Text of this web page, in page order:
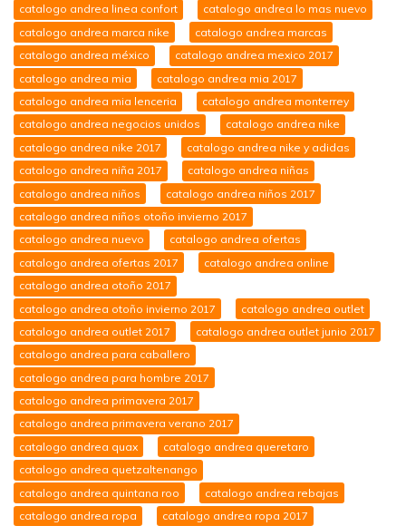
catalogo andrea linea confort
catalogo andrea lo mas nuevo
catalogo andrea marca nike
catalogo andrea marcas
catalogo andrea méxico
catalogo andrea mexico 2017
catalogo andrea mia
catalogo andrea mia 2017
catalogo andrea mia lenceria
catalogo andrea monterrey
catalogo andrea negocios unidos
catalogo andrea nike
catalogo andrea nike 2017
catalogo andrea nike y adidas
catalogo andrea niña 2017
catalogo andrea niñas
catalogo andrea niños
catalogo andrea niños 2017
catalogo andrea niños otoño invierno 2017
catalogo andrea nuevo
catalogo andrea ofertas
catalogo andrea ofertas 2017
catalogo andrea online
catalogo andrea otoño 2017
catalogo andrea otoño invierno 2017
catalogo andrea outlet
catalogo andrea outlet 2017
catalogo andrea outlet junio 2017
catalogo andrea para caballero
catalogo andrea para hombre 2017
catalogo andrea primavera 2017
catalogo andrea primavera verano 2017
catalogo andrea quax
catalogo andrea queretaro
catalogo andrea quetzaltenango
catalogo andrea quintana roo
catalogo andrea rebajas
catalogo andrea ropa
catalogo andrea ropa 2017